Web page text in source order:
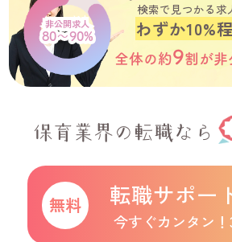
非公開求人
80～90%
検索で見つかる求
わずか10%
全体の約9割が非
保育業界の転職なら
転職サポー
今すぐカンタン